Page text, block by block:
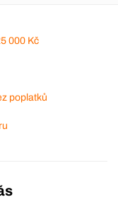
000 Kč
poplatků